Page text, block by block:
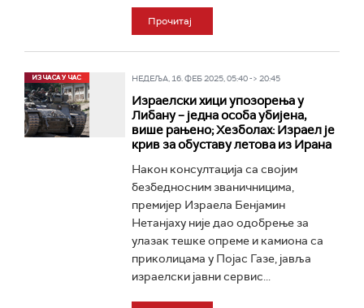
Прочитај
НЕДЕЉА, 16. ФЕБ 2025, 05:40 -> 20:45
Израелски хици упозорења у
Либану – једна особа убијена,
више рањено; Хезболах: Израел је
крив за обуставу летова из Ирана
Након консултација са својим
безбедносним званичницима,
премијер Израела Бенјамин
Нетанјаху није дао одобрење за
улазак тешке опреме и камиона са
приколицама у Појас Газе, јавља
израелски јавни сервис...